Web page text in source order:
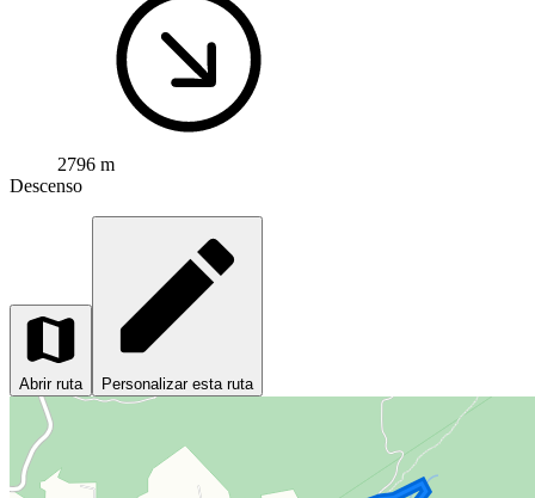
2796 m
Descenso
Abrir ruta Personalizar esta ruta